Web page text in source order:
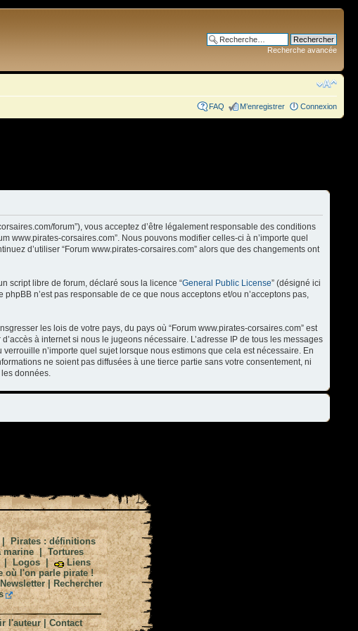
Recherche avancée
FAQ M’enregistrer Connexion
forum”), vous acceptez d’être légalement responsable des conditions
www.pirates-corsaires.com”. Nous pouvons modifier celles-ci à n’importe quel
d’utiliser “Forum www.pirates-corsaires.com” alors que des changements ont
script libre de forum, déclaré sous la licence “General Public License” (désigné ici
n’est pas responsable de ce que nous acceptons et/ou n’acceptons pas,
les lois de votre pays, du pays où “Forum www.pirates-corsaires.com” est
à internet si nous le jugeons nécessaire. L’adresse IP de tous les messages
n’importe quel sujet lorsque nous estimons que cela est nécessaire. En
ne soient pas diffusées à une tierce partie sans votre consentement, ni
données.
Pirates : définitions
marine|Tortures
Logos|
Liens
où l'on parle pirate !
Newsletter| Rechercher
l'auteur|Contact